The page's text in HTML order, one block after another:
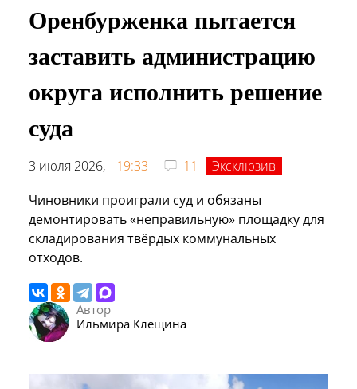
Оренбурженка пытается
заставить администрацию
округа исполнить решение
суда
3 июля 2026, 19:33 11
Эксклюзив
Чиновники проиграли суд и обязаны
демонтировать «неправильную» площадку для
складирования твёрдых коммунальных
отходов.
Автор
Ильмира Клещина